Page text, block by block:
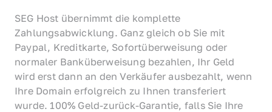
SEG Host übernimmt die komplette
Zahlungsabwicklung. Ganz gleich ob Sie mit
Paypal, Kreditkarte, Sofortüberweisung oder
normaler Banküberweisung bezahlen, Ihr Geld
wird erst dann an den Verkäufer ausbezahlt, wenn
Ihre Domain erfolgreich zu Ihnen transferiert
wurde. 100% Geld-zurück-Garantie, falls Sie Ihre